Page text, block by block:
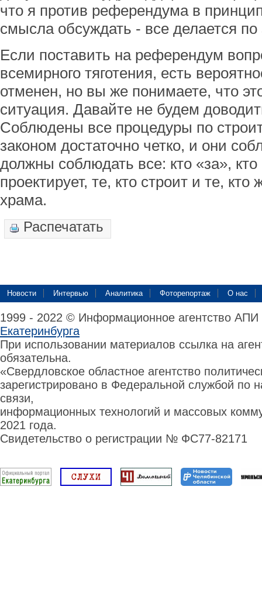
что я против референдума в
смысла обсуждать - все делается по
Если поставить на референдум
всемирного тяготения, есть
отменен, но вы же понимаете, что
ситуация. Давайте не будем
Соблюдены все процедуры по
законом достаточно четко, и они
должны соблюдать все: кто «за», кто
проектирует, те, кто строит и те, кто
храма.
Распечатать
Новости Интервью Аналитика Фоторепортаж О нас
1999 - 2022 © Информационное агентство
Екатеринбурга
При использовании материалов ссылка на
обязательна.
«Свердловское областное агентство
зарегистрировано в Федеральной службой по
связи,
информационных технологий и массовых
2021 года.
Свидетельство о регистрации № ФС77-82171